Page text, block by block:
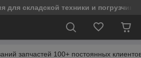
для складской техники и
запчастей 100+ постоянных